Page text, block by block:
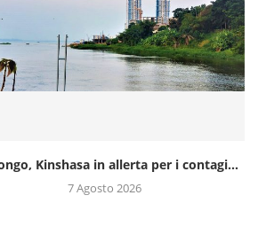
Kinshasa in allerta per i contagi...
7 Agosto 2026